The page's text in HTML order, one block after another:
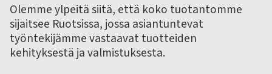
Olemme ylpeitä siitä, että koko tuotantomme
sijaitsee Ruotsissa, jossa asiantuntevat
työntekijämme vastaavat tuotteiden
kehityksestä ja valmistuksesta.